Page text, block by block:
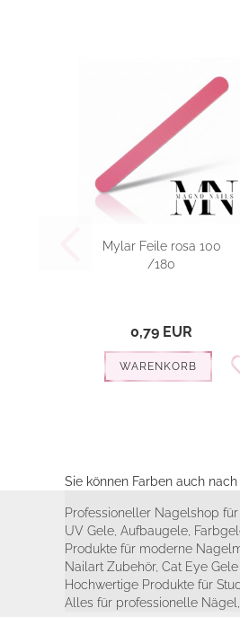
Mylar Feile rosa 100
/180
0,79 EUR
WARENKORB
Sie können Farben auch
Professioneller Nagelshop
UV Gele, Aufbaugele,
Produkte für moderne
Nailart Zubehör, Cat Eye
Hochwertige Produkte für
Alles für professionelle